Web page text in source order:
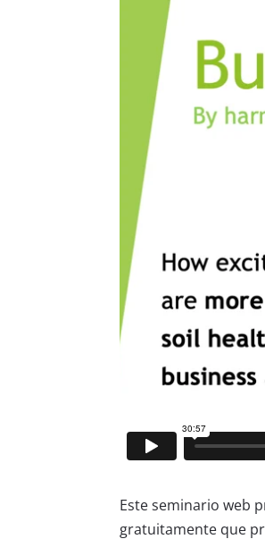
Este seminario web
gratuitamente que